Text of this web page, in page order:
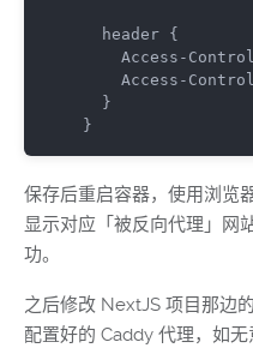
  header {
Access-
Access-
  }
}
保存后重启容器，使用浏览
显示对应「被反向代理」网
功。
之后修改 NextJS 项目那边
配置好的 Caddy 代理，如